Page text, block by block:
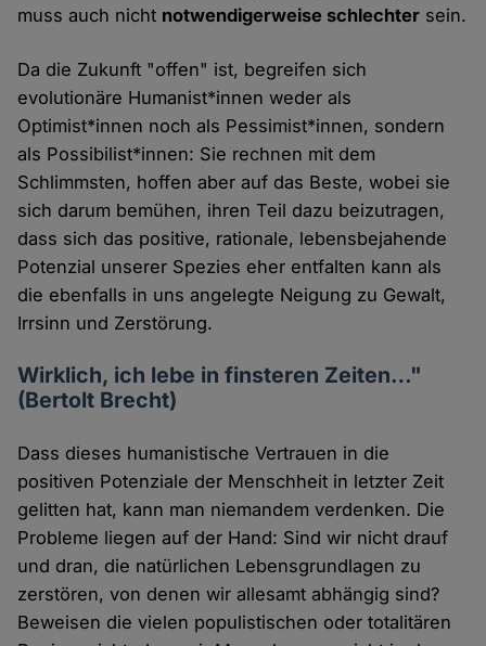
muss auch nicht notwendigerweise schlechter sein.
Da die Zukunft "offen" ist, begreifen sich
evolutionäre Humanist*innen weder als
Optimist*innen noch als Pessimist*innen, sondern
als Possibilist*innen: Sie rechnen mit dem
Schlimmsten, hoffen aber auf das Beste, wobei sie
sich darum bemühen, ihren Teil dazu beizutragen,
dass sich das positive, rationale, lebensbejahende
Potenzial unserer Spezies eher entfalten kann als
die ebenfalls in uns angelegte Neigung zu Gewalt,
Irrsinn und Zerstörung.
Wirklich, ich lebe in finsteren Zeiten…"
(Bertolt Brecht)
Dass dieses humanistische Vertrauen in die
positiven Potenziale der Menschheit in letzter Zeit
gelitten hat, kann man niemandem verdenken. Die
Probleme liegen auf der Hand: Sind wir nicht drauf
und dran, die natürlichen Lebensgrundlagen zu
zerstören, von denen wir allesamt abhängig sind?
Beweisen die vielen populistischen oder totalitären